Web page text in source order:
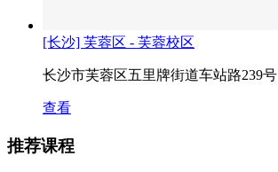
[长沙] 芙蓉区 - 芙蓉校区
长沙市芙蓉区五里牌街道车站路239号
查看
推荐课程